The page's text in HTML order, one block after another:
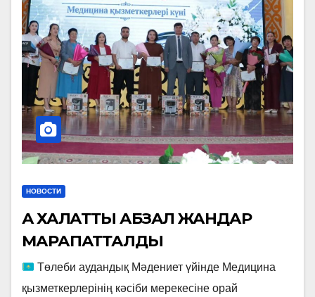
НОВОСТИ
АҚ ХАЛАТТЫ АБЗАЛ ЖАНДАР
МАРАПАТТАЛДЫ
Төлеби аудандық Мәдениет үйінде Медицина
қызметкерлерінің кәсіби мерекесіне орай